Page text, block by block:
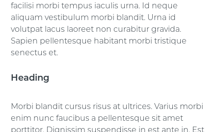
facilisi morbi tempus iaculis urna. Id neque
aliquam vestibulum morbi blandit. Urna id
volutpat lacus laoreet non curabitur gravida.
Sapien pellentesque habitant morbi tristique
senectus et.
Heading
Morbi blandit cursus risus at ultrices. Varius morbi
enim nunc faucibus a pellentesque sit amet